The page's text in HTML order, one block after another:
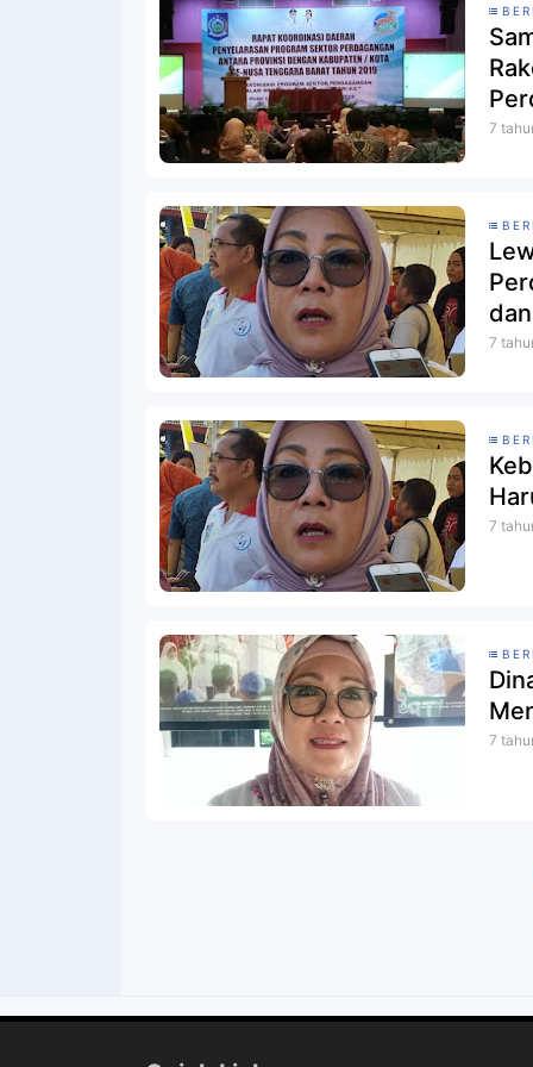
7
7
7
7